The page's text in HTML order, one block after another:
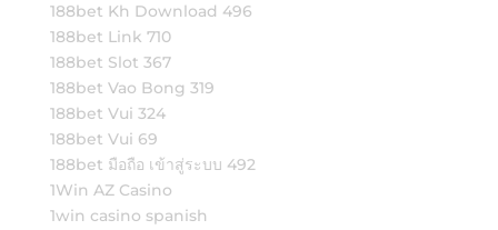
188bet Kh Download 496
188bet Link 710
188bet Slot 367
188bet Vao Bong 319
188bet Vui 324
188bet Vui 69
188bet มือถือ เข้าสู่ระบบ 492
1Win AZ Casino
1win casino spanish